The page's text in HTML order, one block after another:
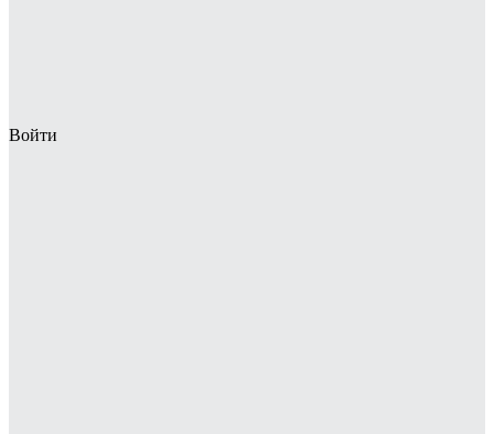
Войти